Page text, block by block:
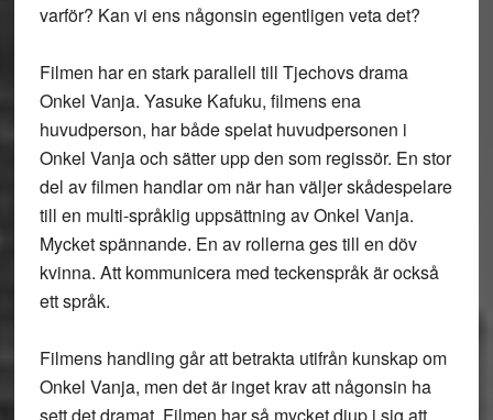
varför? Kan vi ens någonsin egentligen veta det?
Filmen har en stark parallell till Tjechovs drama
Onkel Vanja. Yasuke Kafuku, filmens ena
huvudperson, har både spelat huvudpersonen i
Onkel Vanja och sätter upp den som regissör. En stor
del av filmen handlar om när han väljer skådespelare
till en multi-språklig uppsättning av Onkel Vanja.
Mycket spännande. En av rollerna ges till en döv
kvinna. Att kommunicera med teckenspråk är också
ett språk.
Filmens handling går att betrakta utifrån kunskap om
Onkel Vanja, men det är inget krav att någonsin ha